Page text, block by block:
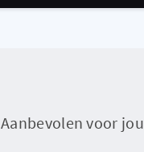
Aanbevolen voor jou